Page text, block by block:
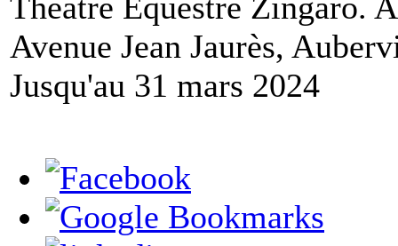
Avenue Jean Jaurès,
Jusqu'au 31 mars 2024